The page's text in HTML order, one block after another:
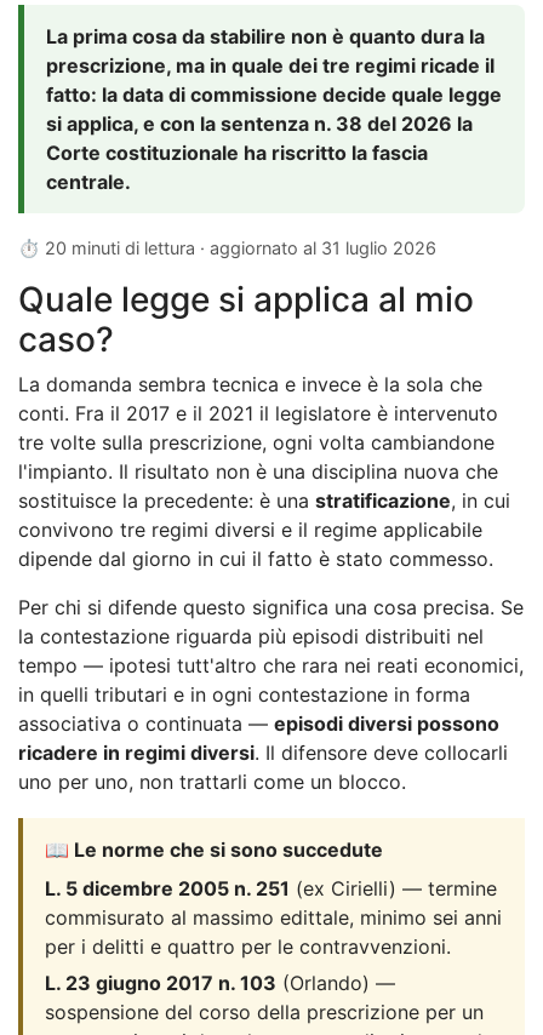
La prima cosa da stabilire non è quanto dura la
prescrizione, ma in quale dei tre regimi ricade il
fatto: la data di commissione decide quale legge
si applica, e con la sentenza n. 38 del 2026 la
Corte costituzionale ha riscritto la fascia
centrale.
⏱ 20 minuti di lettura · aggiornato al 31 luglio 2026
Quale legge si applica al mio
caso?
La domanda sembra tecnica e invece è la sola che
conti. Fra il 2017 e il 2021 il legislatore è intervenuto
tre volte sulla prescrizione, ogni volta cambiandone
l'impianto. Il risultato non è una disciplina nuova che
sostituisce la precedente: è una stratificazione, in cui
convivono tre regimi diversi e il regime applicabile
dipende dal giorno in cui il fatto è stato commesso.
Per chi si difende questo significa una cosa precisa. Se
la contestazione riguarda più episodi distribuiti nel
tempo — ipotesi tutt'altro che rara nei reati economici,
in quelli tributari e in ogni contestazione in forma
associativa o continuata — episodi diversi possono
ricadere in regimi diversi. Il difensore deve collocarli
uno per uno, non trattarli come un blocco.
📖 Le norme che si sono succedute
L. 5 dicembre 2005 n. 251 (ex Cirielli) — termine
commisurato al massimo edittale, minimo sei anni
per i delitti e quattro per le contravvenzioni.
L. 23 giugno 2017 n. 103 (Orlando) —
sospensione del corso della prescrizione per un